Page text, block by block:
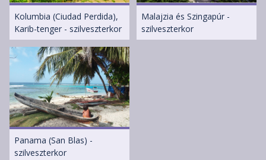
Kolumbia (Ciudad Perdida),
Karib-tenger - szilveszterkor
Malajzia és Szingapúr -
szilveszterkor
Panama (San Blas) -
szilveszterkor